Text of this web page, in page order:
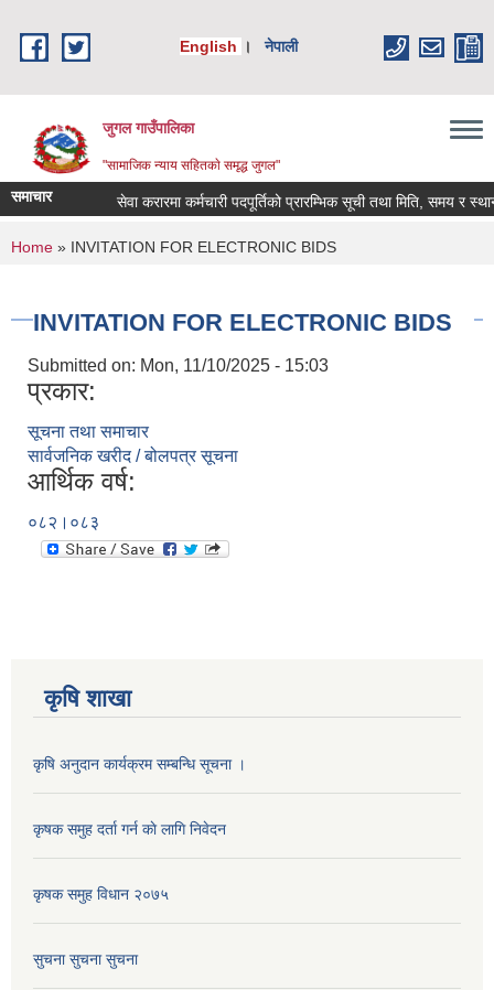
English
। नेपाली
जुगल गाउँपालिका
"सामाजिक न्याय सहितकाे समृद्ध जुगल"
समाचार सेवा करारमा कर्मचारी पदपूर्तिको प्रारम्भिक सूची तथा मिति, समय र स्थान
You are here
Home » INVITATION FOR ELECTRONIC BIDS
INVITATION FOR ELECTRONIC BIDS
Submitted on: Mon, 11/10/2025 - 15:03
प्रकार:
सूचना तथा समाचार
सार्वजनिक खरीद / बोलपत्र सूचना
आर्थिक वर्ष:
०८२।०८३
कृषि शाखा
कृषि अनुदान कार्यक्रम सम्बन्धि सूचना ।
कृषक समुह दर्ता गर्न काे लागि निवेदन
कृषक समुह विधान २०७५
सुचना सुचना सुचना